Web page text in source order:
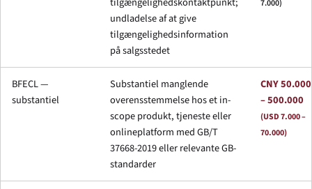
undladelse af at give
tilgængeligheds­information
på salgsstedet
7.000)
BFECL —
substantiel
Substantiel manglende
overensstemmelse hos et in-
scope produkt, tjeneste eller
onlineplatform med GB/T
37668-2019 eller relevante GB-
standarder
CNY 50.000
– 500.000
(USD 7.000 –
70.000)